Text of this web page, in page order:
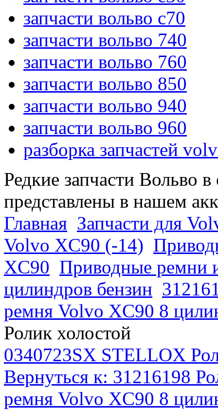
запчасти вольво c70
запчасти вольво 740
запчасти вольво 760
запчасти вольво 850
запчасти вольво 940
запчасти вольво 960
разборка запчастей
Редкие запчасти Вольво
представлены в нашем
Главная Запчасти для
Volvo XC90 (-14)
XC90 Приводные ремни
цилиндров бензин
ремня Volvo XC90 8
Ролик холостой
0340723SX STELLOX
Вернуться к: 31216198
ремня Volvo XC90 8